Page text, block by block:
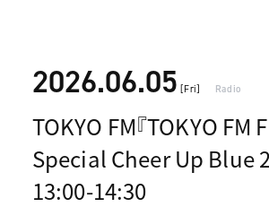
2026.06.05 [Fri] Radio
TOKYO FM『TOKYO FM
Special Cheer Up Blue
13:00-14:30